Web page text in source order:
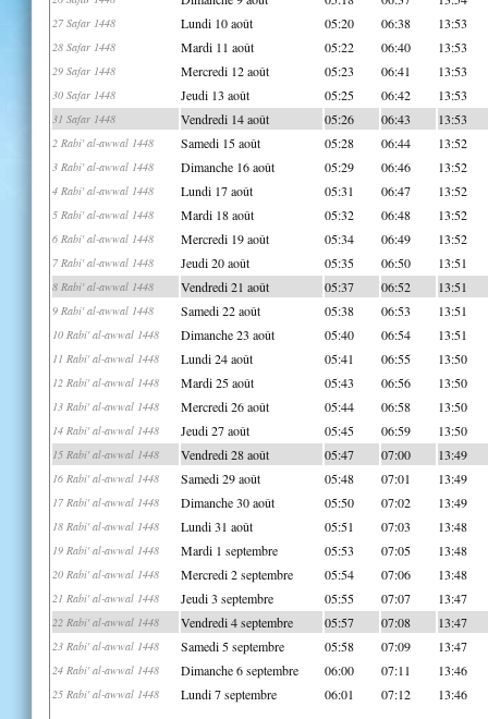
27 Safar 1448 Lundi 10 août 05:20 06:38 13:53
28 Safar 1448 Mardi 11 août 05:22 06:40 13:53
29 Safar 1448 Mercredi 12 août 05:23 06:41 13:53
30 Safar 1448 Jeudi 13 août 05:25 06:42 13:53
31 Safar 1448 Vendredi 14 août 05:26 06:43 13:53
2 Rabi' al-awwal 1448 Samedi 15 août 05:28 06:44 13:52
3 Rabi' al-awwal 1448 Dimanche 16 août 05:29 06:46 13:52
4 Rabi' al-awwal 1448 Lundi 17 août 05:31 06:47 13:52
5 Rabi' al-awwal 1448 Mardi 18 août 05:32 06:48 13:52
6 Rabi' al-awwal 1448 Mercredi 19 août 05:34 06:49 13:52
7 Rabi' al-awwal 1448 Jeudi 20 août 05:35 06:50 13:51
8 Rabi' al-awwal 1448 Vendredi 21 août 05:37 06:52 13:51
9 Rabi' al-awwal 1448 Samedi 22 août 05:38 06:53 13:51
10 Rabi' al-awwal 1448 Dimanche 23 août 05:40 06:54 13:51
11 Rabi' al-awwal 1448 Lundi 24 août 05:41 06:55 13:50
12 Rabi' al-awwal 1448 Mardi 25 août 05:43 06:56 13:50
13 Rabi' al-awwal 1448 Mercredi 26 août 05:44 06:58 13:50
14 Rabi' al-awwal 1448 Jeudi 27 août 05:45 06:59 13:50
15 Rabi' al-awwal 1448 Vendredi 28 août 05:47 07:00 13:49
16 Rabi' al-awwal 1448 Samedi 29 août 05:48 07:01 13:49
17 Rabi' al-awwal 1448 Dimanche 30 août 05:50 07:02 13:49
18 Rabi' al-awwal 1448 Lundi 31 août 05:51 07:03 13:48
19 Rabi' al-awwal 1448 Mardi 1 septembre 05:53 07:05 13:48
20 Rabi' al-awwal 1448 Mercredi 2 septembre 05:54 07:06 13:48
21 Rabi' al-awwal 1448 Jeudi 3 septembre 05:55 07:07 13:47
22 Rabi' al-awwal 1448 Vendredi 4 septembre 05:57 07:08 13:47
23 Rabi' al-awwal 1448 Samedi 5 septembre 05:58 07:09 13:47
24 Rabi' al-awwal 1448 Dimanche 6 septembre 06:00 07:11 13:46
25 Rabi' al-awwal 1448 Lundi 7 septembre 06:01 07:12 13:46